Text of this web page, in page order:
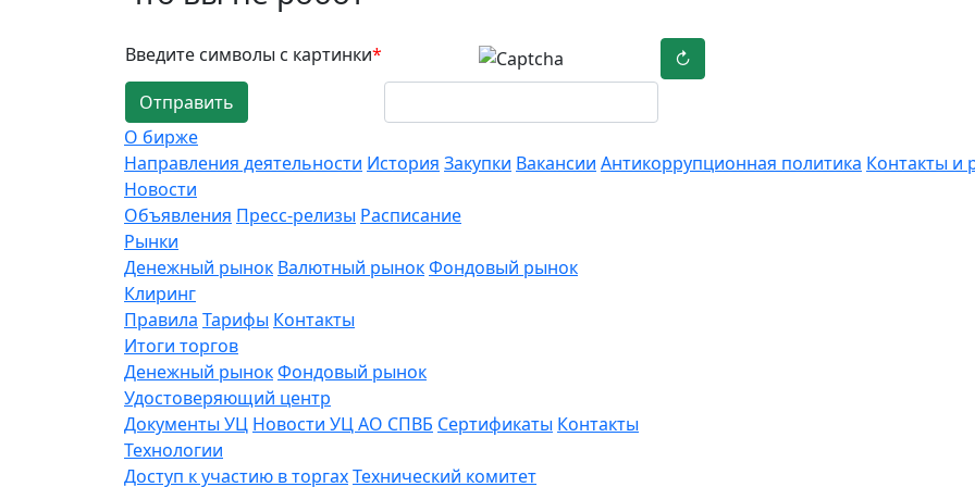
Введите символы с картинки*
↻
Отправить
О бирже
Направления деятельности История Закупки Вакансии Антикоррупционная политика Контакты и
Новости
Объявления Пресс-релизы Расписание
Рынки
Денежный рынок Валютный рынокФондовый рынок
Клиринг
Правила Тарифы Контакты
Итоги торгов
Денежный рынокФондовый рынок
Удостоверяющий центр
Документы УЦ Новости УЦ АО СПВБ Сертификаты Контакты
Технологии
Доступ к участию в торгахТехнический комитет